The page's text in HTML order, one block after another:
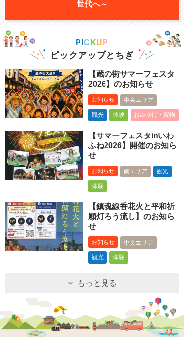
世代へ～
P C KU P
ピックアップとちぎ
【蔵の街サマーフェスタ
2026】のお知らせ
お知らせ 中央エリア
観光 体験 おみやげ・買物
【サマーフェスタinいわ
ふね2026】開催のお知ら
せ
お知らせ 南エリア 観光
体験
【鎮魂線香花火と平和祈
願灯ろう流し】のお知ら
せ
お知らせ 中央エリア
観光 体験
もっと見る